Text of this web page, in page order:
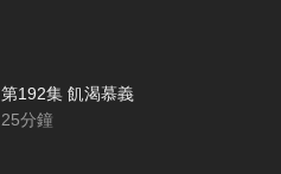
第192集 飢渴慕義
25分鐘